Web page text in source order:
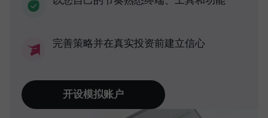
完善策略并在真实投资前建立信心
开设模拟账户